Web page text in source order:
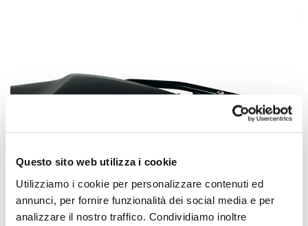
Questo sito web utilizza i cookie
Utilizziamo i cookie per personalizzare contenuti ed
annunci, per fornire funzionalità dei social media e per
analizzare il nostro traffico. Condividiamo inoltre